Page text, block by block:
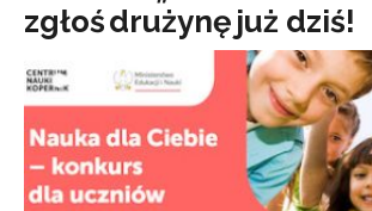
zgłoś drużynę już dziś!